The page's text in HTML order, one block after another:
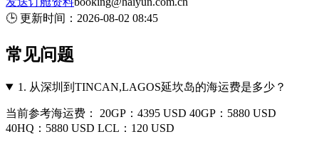
🕒 更新时间： 2026-08-02 08:45
常见问题
1. 从深圳到TINCAN,LAGOS延坎岛的海运费是多少？
当前参考海运费： 20GP：4395 USD 40GP：5880 USD
40HQ：5880 USD LCL：120 USD